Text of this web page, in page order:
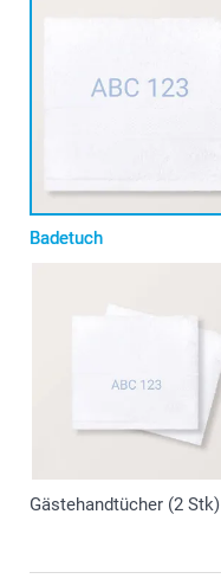
Badetuch
Gästehandtücher (2 Stk)